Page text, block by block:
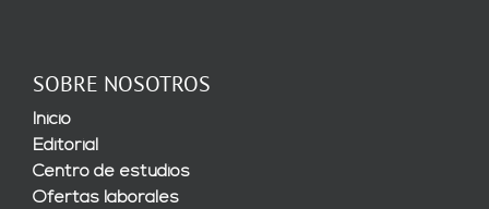
SOBRE NOSOTROS
Inicio
Editorial
Centro de estudios
Ofertas laborales